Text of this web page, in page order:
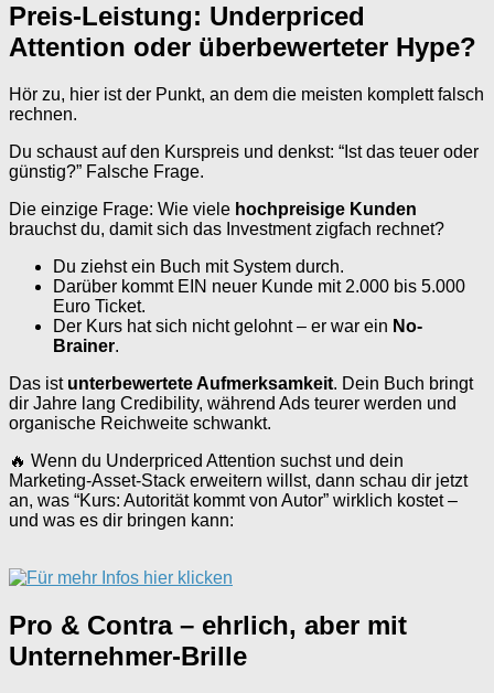
Preis-Leistung: Underpriced
Attention oder überbewerteter Hype?
Hör zu, hier ist der Punkt, an dem die meisten komplett falsch
rechnen.
Du schaust auf den Kurspreis und denkst: “Ist das teuer oder
günstig?” Falsche Frage.
Die einzige Frage: Wie viele hochpreisige Kunden
brauchst du, damit sich das Investment zigfach rechnet?
Du ziehst ein Buch mit System durch.
Darüber kommt EIN neuer Kunde mit 2.000 bis 5.000
Euro Ticket.
Der Kurs hat sich nicht gelohnt – er war ein No-
Brainer.
Das ist unterbewertete Aufmerksamkeit. Dein Buch bringt
dir Jahre lang Credibility, während Ads teurer werden und
organische Reichweite schwankt.
🔥 Wenn du Underpriced Attention suchst und dein
Marketing-Asset-Stack erweitern willst, dann schau dir jetzt
an, was “Kurs: Autorität kommt von Autor” wirklich kostet –
und was es dir bringen kann:
Pro & Contra – ehrlich, aber mit
Unternehmer-Brille